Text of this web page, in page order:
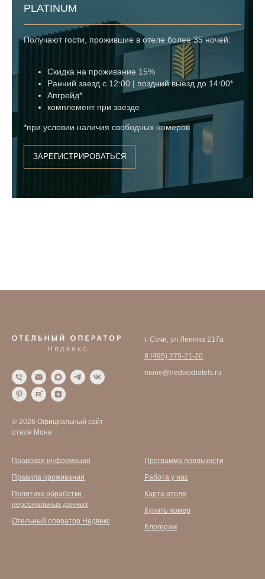
PLATINUM
Получают гости, прожившие в отеле более 35 ночей:
Скидка на проживание 15%
Ранний заезд c 12:00 | поздний выезд до 14:00*
Апгрейд*
комплемент при заезде
*при условии наличия свободных номеров
ЗАРЕГИСТРИРОВАТЬСЯ
© 2026 Официальный сайт
отеля Моне
г. Сочи, ул.Ленина 217а
8 (495) 275-21-20
mone@nedvexhotels.ru
Правовая информация
Правила проживания
Политика обработки
персональных данных
Отельный оператор Недвекс
Программа лояльности
Работа у нас
Карта отеля
Купить номер
Блогерам